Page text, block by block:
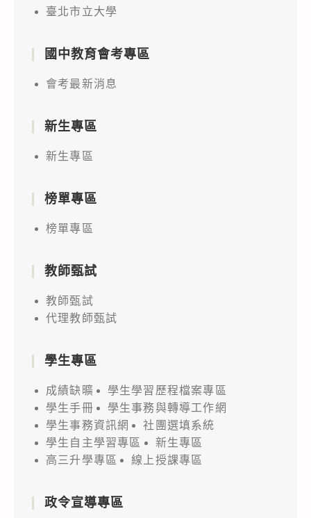
臺北市立大學
國中教育會考專區
會考最新消息
新生專區
新生專區
榜單專區
榜單專區
教師甄試
教師甄試
代理教師甄試
學生專區
成績缺曠
學生學習歷程檔案專區
學生手冊
學生事務與轉導工作網
學生事務資訊網
社團選填系統
學生自主學習專區
新生專區
高三升學專區
線上授課專區
政令宣導專區